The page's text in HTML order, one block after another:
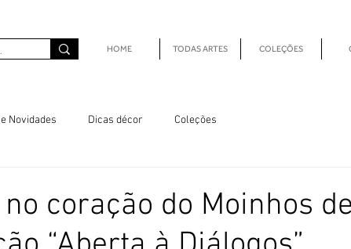
HOME TODAS ARTES COLEÇÕES
Novidades Dicas décor Coleções
coração do Moinhos de